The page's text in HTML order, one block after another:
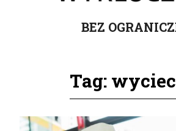
BEZ
Tag: